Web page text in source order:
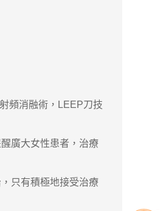
頻消融術，LEEP刀技
廣大女性患者，治療
只有積極地接受治療